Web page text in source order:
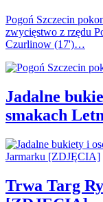
Pogoń Szczecin
zwycięstwo z rzędu
Czurlinow (17')…
Jadalne
smakach
Trwa Targ